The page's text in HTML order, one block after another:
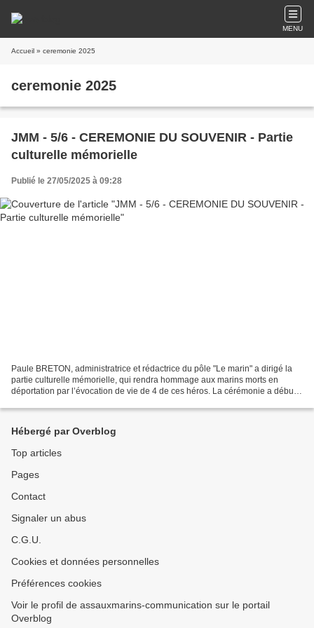
MENU
Accueil » ceremonie 2025
ceremonie 2025
JMM - 5/6 - CEREMONIE DU SOUVENIR - Partie
culturelle mémorielle
Publié le 27/05/2025 à 09:28
Paule BRETON, administratrice et rédactrice du pôle "Le marin" a dirigé la
partie culturelle mémorielle, qui rendra hommage aux marins morts en
déportation par l’évocation de vie de 4 de ces héros. La cérémonie a débuté
Hébergé par Overblog
Top articles
Pages
Contact
Signaler un abus
C.G.U.
Cookies et données personnelles
Préférences cookies
Voir le profil de assauxmarins-communication sur le portail
Overblog